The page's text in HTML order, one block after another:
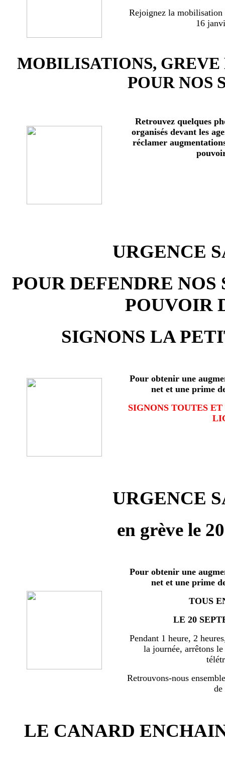
Rejoignez la mobilisation
16
MOBILISATIONS,
POUR NOS
Retrouvez quelques
organisés devant les
réclamer
URGENCE
POUR DEFENDRE
POUVOIR
SIGNONS LA
Pour obtenir une
net et une prime
SIGNONS TOUTES
URGENCE
en grève le
Pour obtenir une
net et une prime
TOUS
LE 20
Pendant 1 heure, 2
la journée, arrêtons
Retrouvons-nous
de
LE CANARD